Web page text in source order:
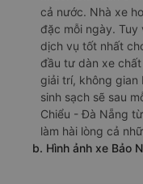
cả nước. Nhà xe
đặc mỗi ngày.
dịch vụ tốt nhất
đầu tư dàn xe
giải trí, không
sinh sạch sẽ sau
Chiểu - Đà Nẵng
làm hài lòng cả
b. Hình ảnh xe Bảo